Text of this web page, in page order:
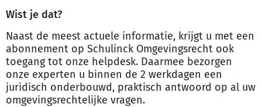
Wist je dat?
Naast de meest actuele informatie, krijgt u met een
abonnement op Schulinck Omgevingsrecht ook
toegang tot onze helpdesk. Daarmee bezorgen
onze experten u binnen de 2 werkdagen een
juridisch onderbouwd, praktisch antwoord op al uw
omgevingsrechtelijke vragen.